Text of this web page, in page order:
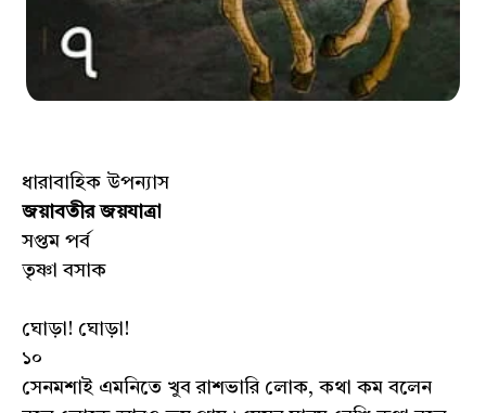
ধারাবাহিক উপন্যাস
জয়াবতীর জয়যাত্রা
সপ্তম পর্ব
তৃষ্ণা বসাক
ঘোড়া! ঘোড়া!
১০
সেনমশাই এমনিতে খুব রাশভারি লোক, কথা কম বলেন